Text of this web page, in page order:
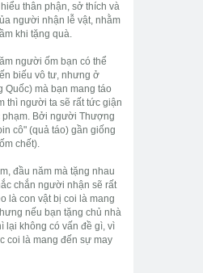
thân phận, sở thích và
người nhận lễ vật, nhằm
khi tặng quà.
người ốm bạn có thể
biếu vô tư, nhưng ở
Quốc) mà bạn mang táo
thì người ta sẽ rất tức giận
phạm. Bởi người Thượng
cô" (quả táo) gần giống
chết).
đầu năm mà tặng nhau
chắn người nhận sẽ rất
là con vật bị coi là mang
nếu bạn tặng chủ nhà
lại không có vấn đề gì, vì
coi là mang đến sự may